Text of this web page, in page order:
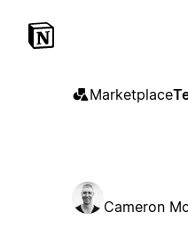
Marketplace
Cameron